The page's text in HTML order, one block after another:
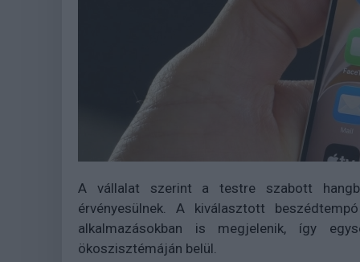
A vállalat szerint a testre szabott
érvényesülnek. A kiválasztott
alkalmazásokban is megjelenik, így
ökoszisztémáján belül.